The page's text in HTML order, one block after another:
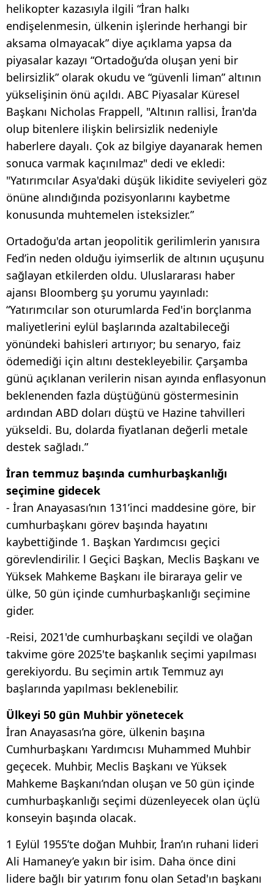
helikopter kazasıyla ilgili “İran halkı
endişelenmesin, ülkenin işlerinde herhangi bir
aksama olmayacak” diye açıklama yapsa da
piyasalar kazayı “Ortadoğu’da oluşan yeni bir
belirsizlik” olarak okudu ve “güvenli liman” altının
yükselişinin önü açıldı. ABC Piyasalar Küresel
Başkanı Nicholas Frappell, "Altının rallisi, İran'da
olup bitenlere ilişkin belirsizlik nedeniyle
haberlere dayalı. Çok az bilgiye dayanarak hemen
sonuca varmak kaçınılmaz" dedi ve ekledi:
"Yatırımcılar Asya'daki düşük likidite seviyeleri göz
önüne alındığında pozisyonlarını kaybetme
konusunda muhtemelen isteksizler.”
Ortadoğu'da artan jeopolitik gerilimlerin yanısıra
Fed’in neden olduğu iyimserlik de altının uçuşunu
sağlayan etkilerden oldu. Uluslararası haber
ajansı Bloomberg şu yorumu yayınladı:
“Yatırımcılar son oturumlarda Fed'in borçlanma
maliyetlerini eylül başlarında azaltabileceği
yönündeki bahisleri artırıyor; bu senaryo, faiz
ödemediği için altını destekleyebilir. Çarşamba
günü açıklanan verilerin nisan ayında enflasyonun
beklenenden fazla düştüğünü göstermesinin
ardından ABD doları düştü ve Hazine tahvilleri
yükseldi. Bu, dolarda fiyatlanan değerli metale
destek sağladı.”
İran temmuz başında cumhurbaşkanlığı
seçimine gidecek
- İran Anayasası’nın 131’inci maddesine göre, bir
cumhurbaşkanı görev başında hayatını
kaybettiğinde 1. Başkan Yardımcısı geçici
görevlendirilir. l Geçici Başkan, Meclis Başkanı ve
Yüksek Mahkeme Başkanı ile biraraya gelir ve
ülke, 50 gün içinde cumhurbaşkanlığı seçimine
gider.
-Reisi, 2021'de cumhurbaşkanı seçildi ve olağan
takvime göre 2025'te başkanlık seçimi yapılması
gerekiyordu. Bu seçimin artık Temmuz ayı
başlarında yapılması beklenebilir.
Ülkeyi 50 gün Muhbir yönetecek
İran Anayasası’na göre, ülkenin başına
Cumhurbaşkanı Yardımcısı Muhammed Muhbir
geçecek. Muhbir, Meclis Başkanı ve Yüksek
Mahkeme Başkanı’ndan oluşan ve 50 gün içinde
cumhurbaşkanlığı seçimi düzenleyecek olan üçlü
konseyin başında olacak.
1 Eylül 1955’te doğan Muhbir, İran’ın ruhani lideri
Ali Hamaney’e yakın bir isim. Daha önce dini
lidere bağlı bir yatırım fonu olan Setad'ın başkanı